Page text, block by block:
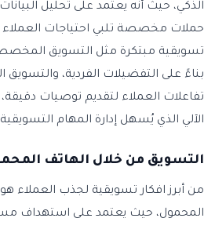
الذكي، حيث أنه يعتمد على تحليل
حملات مخصصة تلبي احتياجات العملاء
تسويقية مبتكرة مثل التسويق
بناءً على التفضيلات الفردية، والتسويق
تفاعلات العملاء لتقديم توصيات
الآلي الذي يُسهل إدارة المهام
التسويق من خلال الهاتف
من أبرز افكار تسويقية لجذب العملاء
المحمول، حيث يعتمد على استهداف